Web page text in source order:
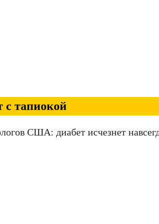
с тапиокой
США: диабет исчезнет